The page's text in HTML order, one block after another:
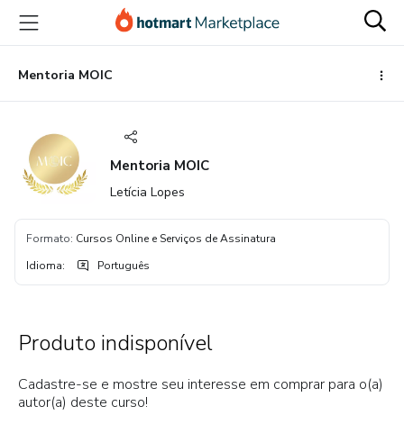
para
conteúdo
principal
para
pagamento
para
rodapé
Mentoria MOIC
Mentoria MOIC
Letícia Lopes
Formato: Cursos Online e Serviços de Assinatura
Idioma: Português
Produto indisponível
Cadastre-se e mostre seu interesse em comprar para o(a)
autor(a) deste curso!